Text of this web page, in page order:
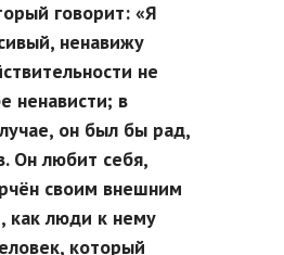
говорит: «Я
ненавижу
не
ненависти; в
он был бы рад,
Он любит себя,
своим внешним
как люди к нему
который